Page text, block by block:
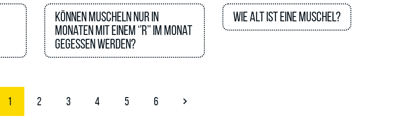
Können Muscheln nur in
Monaten mit einem ‘’R’’ im Monat
gegessen werden?
Wie alt ist eine Muschel?
1 2 3 4 5 6